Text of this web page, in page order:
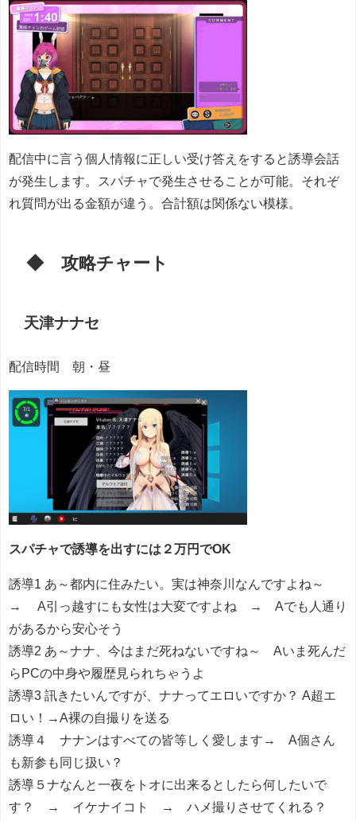
配信中に言う個人情報に正しい受け答えをすると誘導会話
が発生します。スパチャで発生させることが可能。それぞ
れ質問が出る金額が違う。合計額は関係ない模様。
◆ 攻略チャート
天津ナナセ
配信時間 朝・昼
スパチャで誘導を出すには２万円でOK
誘導1 あ～都内に住みたい。実は神奈川なんですよね～
→ A引っ越すにも女性は大変ですよね → Aでも人通り
があるから安心そう
誘導2 あ～ナナ、今はまだ死ねないですね～ Aいま死んだ
らPCの中身や履歴見られちゃうよ
誘導3 訊きたいんですが、ナナってエロいですか？ A超エ
ロい！→A裸の自撮りを送る
誘導４ ナナンはすべての皆等しく愛します→ A個さん
も新参も同じ扱い？
誘導５ナなんと一夜をトオに出来るとしたら何したいで
す？ → イケナイコト → ハメ撮りさせてくれる？